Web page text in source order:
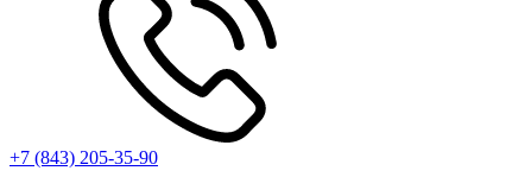
+7 (843) 205-35-90